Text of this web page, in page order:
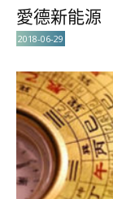
愛德新能源
2018-06-29